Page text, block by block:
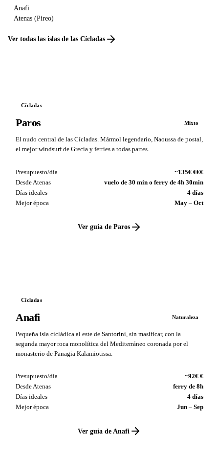
Anafi
Atenas (Pireo)
Ver todas las islas de las Cícladas
Cícladas
Paros Mixto
El nudo central de las Cícladas. Mármol legendario, Naoussa de postal,
el mejor windsurf de Grecia y ferries a todas partes.
Presupuesto/día
~135€ €€€
Desde Atenas
vuelo de 30 min o ferry de 4h 30min
Días ideales
4 días
Mejor época
May – Oct
Ver guía de Paros
Cícladas
Anafi Naturaleza
Pequeña isla cicládica al este de Santorini, sin masificar, con la
segunda mayor roca monolítica del Mediterráneo coronada por el
monasterio de Panagia Kalamiotissa.
Presupuesto/día
~92€ €
Desde Atenas
ferry de 8h
Días ideales
4 días
Mejor época
Jun – Sep
Ver guía de Anafi